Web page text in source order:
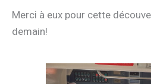
Merci à eux pour cette
demain!